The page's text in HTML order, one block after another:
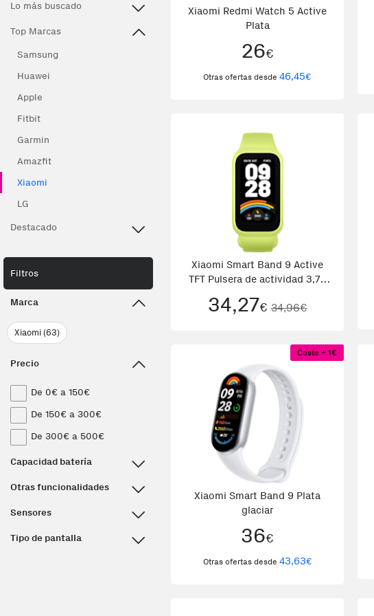
Lo más buscado
Top Marcas
Samsung
Huawei
Apple
Fitbit
Garmin
Amazfit
Xiaomi
LG
Destacado
Filtros
Marca
Xiaomi (63)
Precio
De 0€ a 150€
De 150€ a 300€
De 300€ a 500€
Capacidad batería
Otras funcionalidades
Sensores
Tipo de pantalla
Xiaomi Redmi Watch 5 Active
Plata
26€
Otras ofertas desde46,45€
Xiaomi Smart Band 9 Active
TFT Pulsera de actividad 3,73
34,27€ 34,96€
Coste + 1€
Xiaomi Smart Band 9 Plata
glaciar
36€
Otras ofertas desde 43,63€